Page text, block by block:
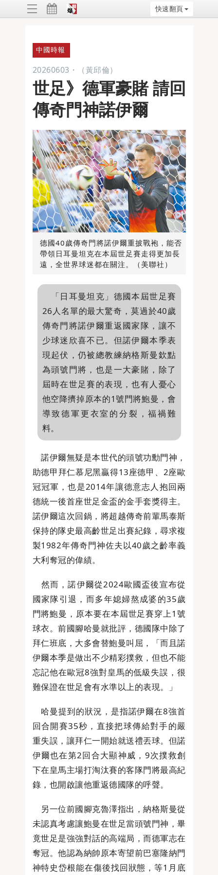
快速翻頁
中國時報
20260603 ・ （黃邱倫）
世足》德軍豪賭 請回
傳奇門神諾伊爾
德國40歲傳奇門將諾伊爾重披戰袍，能否
帶領日耳曼坦克在本屆世足賽走得更加長
遠，全世界球迷都在關注。（美聯社）
「日耳曼坦克」德國本屆世足賽
26人名單的最大驚奇，莫過於40歲
傳奇門將諾伊爾重返國家隊，讓不
少球迷欣喜不已。但諾伊爾本季表
現起伏，仍被總教練納格斯曼欽點
為頭號門將，也是一大豪賭，除了
屆時在世足賽的表現，也有人憂心
他空降擠掉原本的1號門將鮑曼，會
導致德軍更衣室的分裂，福禍難
料。
諾伊爾無疑是本世代的頭號功勳門神，
助德甲拜仁慕尼黑贏得13座德甲、2座歐
冠冠軍，也是2014年讓德意志人抱回兩
德統一後首座世足金盃的金手套獎得主。
諾伊爾這次回鍋，將超越傳奇前輩馬泰斯
保持的隊史最高齡世足出賽紀錄，尋求複
製1982年傳奇門神佐夫以40歲之齡率義
大利奪冠的偉績。
然而，諾伊爾從2024歐國盃後宣布從
國家隊引退，而多年媳婦熬成婆的35歲
門將鮑曼，原本要在本屆世足賽穿上1號
球衣。前國腳哈曼就批評，德國隊中除了
拜仁班底，大多會替鮑曼叫屈，「而且諾
伊爾本季是做出不少精彩撲救，但也不能
忘記他在歐冠8強對皇馬的低級失誤，很
難保證在世足會有水準以上的表現。」
哈曼提到的狀況，是指諾伊爾在8強首
回合開賽35秒，直接把球傳給對手的嚴
重失誤，讓拜仁一開始就送禮丟球。但諾
伊爾也在第2回合大顯神威，9次撲救創
下在皇馬主場打淘汰賽的客隊門將最高紀
錄，也開啟讓他重返德國隊的呼聲。
另一位前國腳克魯澤指出，納格斯曼從
未認真考慮讓鮑曼在世足當頭號門神，畢
竟世足是強強對話的高端局，而德軍志在
奪冠。他認為納帥原本寄望前巴塞隆納門
神特史岱根能在傷後找回狀態，等1月底